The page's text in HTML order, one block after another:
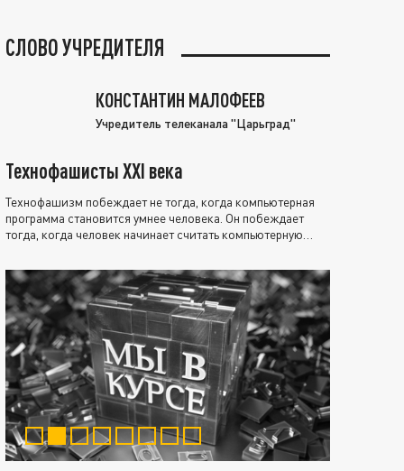
СЛОВО УЧРЕДИТЕЛЯ
КОНСТАНТИН МАЛОФЕЕВ
Учредитель телеканала "Царьград"
Технофашисты XXI века
Технофашизм побеждает не тогда, когда компьютерная
программа становится умнее человека. Он побеждает
тогда, когда человек начинает считать компьютерную